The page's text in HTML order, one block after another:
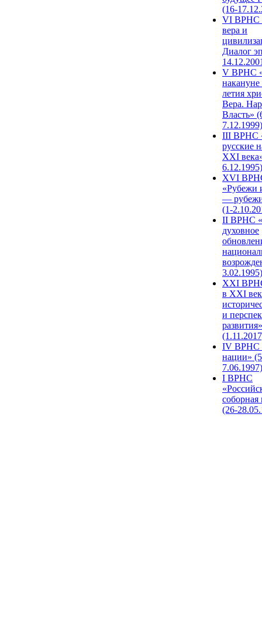
(16-
VI ВРНС
вера и
Диалог
V ВРНС
накануне
летия
Вера.
Власть»
7.12.1999)
III ВРНС
русские
XXI
6.12.1995)
XVI
«Рубежи
—
(1-
II ВРНС
духовное
3.02.1995)
XХI
в XXI
и
развития»
IV ВРНС
нации»
7.06.1997)
I ВРНС
(26-